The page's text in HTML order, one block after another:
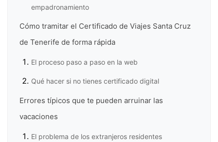
empadronamiento
Cómo tramitar el Certificado de Viajes Santa Cruz
de Tenerife de forma rápida
El proceso paso a paso en la web
Qué hacer si no tienes certificado digital
Errores típicos que te pueden arruinar las
vacaciones
El problema de los extranjeros residentes